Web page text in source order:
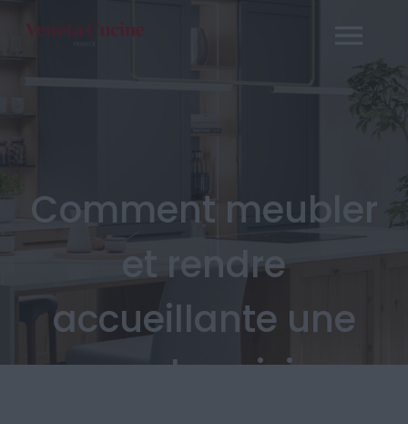
Comment meubler
et rendre
accueillante une
grande cuisine